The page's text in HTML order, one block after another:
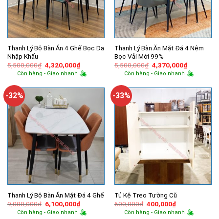
Thanh Lý Bộ Bàn Ăn 4 Ghế Bọc Da
Nhập Khẩu
5,500,000₫ Giá
gốc
là:
4,320,000₫Giá
hiện
tại
4,320,000₫.
Còn hàng - Giao nhanh
Thanh Lý Bàn Ăn Mặt Đá 4 Nệm
Bọc Vải Mới 99%
5,500,000₫ Giá
gốc
là:
4,370,000₫Giá
hiện
tại
Còn hàng - Giao nhanh
-32%
Thanh Lý Bộ Bàn Ăn Mặt Đá 4 Ghế
9,000,000₫ Giá
gốc
là:
6,100,000₫Giá
hiện
tại
Còn hàng - Giao nhanh
-33%
Tủ Kệ Treo Tường Cũ
600,000₫ Giá
gốc
là:
400,000₫Giá
hiện
tại
Còn hàng - Giao nhanh